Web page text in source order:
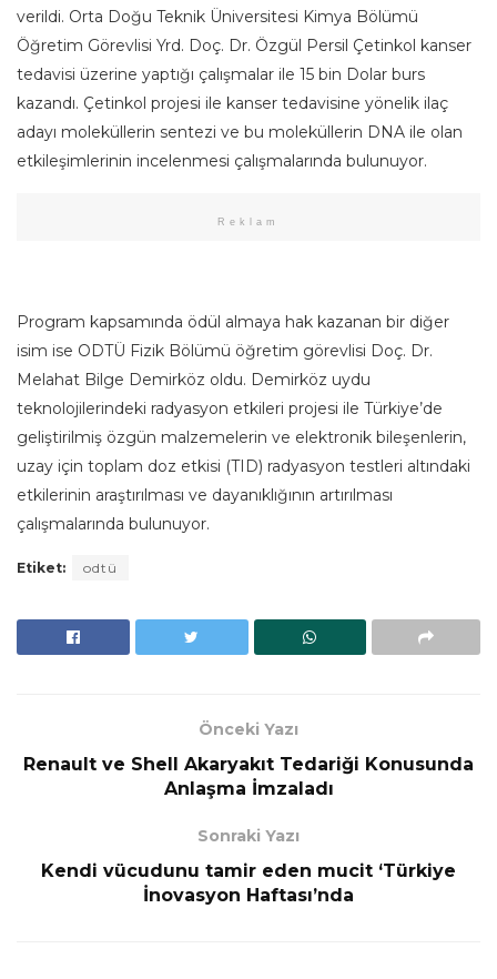
verildi. Orta Doğu Teknik Üniversitesi Kimya Bölümü
Öğretim Görevlisi Yrd. Doç. Dr. Özgül Persil Çetinkol kanser
tedavisi üzerine yaptığı çalışmalar ile 15 bin Dolar burs
kazandı. Çetinkol projesi ile kanser tedavisine yönelik ilaç
adayı moleküllerin sentezi ve bu moleküllerin DNA ile olan
etkileşimlerinin incelenmesi çalışmalarında bulunuyor.
Reklam
Program kapsamında ödül almaya hak kazanan bir diğer
isim ise ODTÜ Fizik Bölümü öğretim görevlisi Doç. Dr.
Melahat Bilge Demirköz oldu. Demirköz uydu
teknolojilerindeki radyasyon etkileri projesi ile Türkiye’de
geliştirilmiş özgün malzemelerin ve elektronik bileşenlerin,
uzay için toplam doz etkisi (TID) radyasyon testleri altındaki
etkilerinin araştırılması ve dayanıklığının artırılması
çalışmalarında bulunuyor.
Etiket: odtü
Önceki Yazı
Renault ve Shell Akaryakıt Tedariği Konusunda
Anlaşma İmzaladı
Sonraki Yazı
Kendi vücudunu tamir eden mucit ‘Türkiye
İnovasyon Haftası’nda